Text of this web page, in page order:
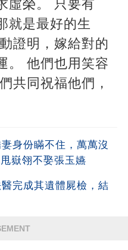
虛榮。 只要有
就是最好的生
證明，嫁給對的
。 他們也用笑容
共同祝福他們，
身份瞞不住，萬萬沒
嶽翎不娶張玉嬿
完成其遺體屍檢，結